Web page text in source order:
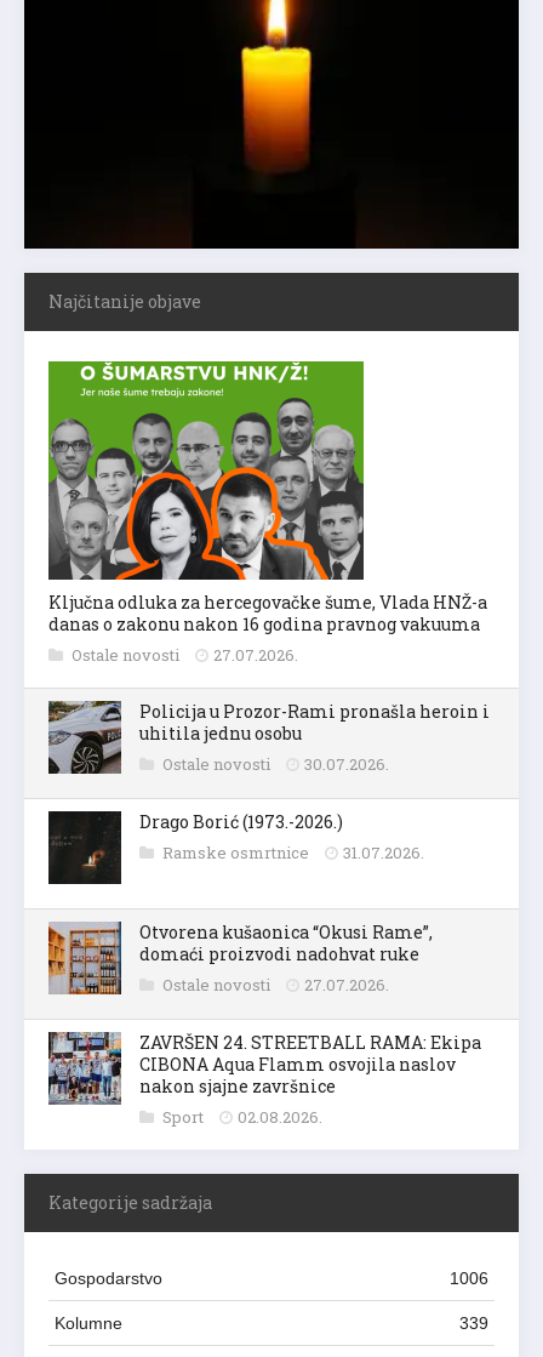
Najčitanije objave
Ključna odluka za hercegovačke šume, Vlada HNŽ-a
danas o zakonu nakon 16 godina pravnog vakuuma
Ostale novosti 27.07.2026.
Policija u Prozor-Rami pronašla heroin i
uhitila jednu osobu
Ostale novosti 30.07.2026.
Drago Borić (1973.-2026.)
Ramske osmrtnice 31.07.2026.
Otvorena kušaonica “Okusi Rame”,
domaći proizvodi nadohvat ruke
Ostale novosti 27.07.2026.
ZAVRŠEN 24. STREETBALL RAMA: Ekipa
CIBONA Aqua Flamm osvojila naslov
nakon sjajne završnice
Sport 02.08.2026.
Kategorije sadržaja
Gospodarstvo 1006
Kolumne 339